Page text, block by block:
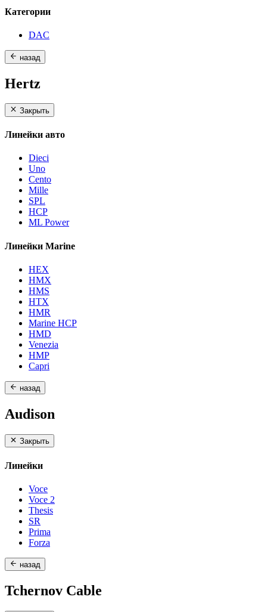
Категории
DAC
назад
Hertz
Закрыть
Линейки авто
Dieci
Uno
Cento
Mille
SPL
HCP
ML Power
Линейки Marine
HEX
HMX
HMS
HTX
HMR
Marine HCP
HMD
Venezia
HMP
Capri
назад
Audison
Закрыть
Линейки
Voce
Voce 2
Thesis
SR
Prima
Forza
назад
Tchernov Cable